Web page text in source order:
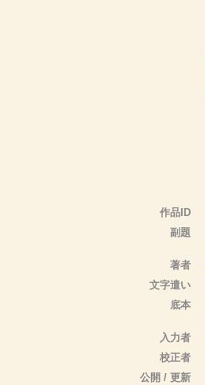
作品ID
副題
著者
文字遣い
底本
入力者
校正者
公開 / 更新